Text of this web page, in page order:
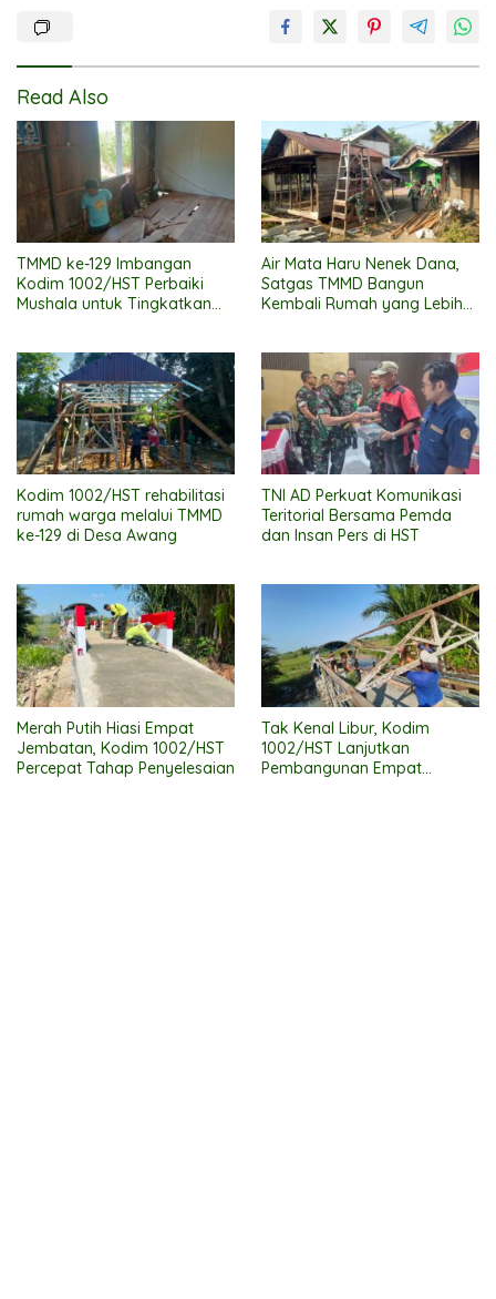
Read Also
TMMD ke-129 Imbangan
Kodim 1002/HST Perbaiki
Mushala untuk Tingkatkan
Air Mata Haru Nenek Dana,
Satgas TMMD Bangun
Kembali Rumah yang Lebih
Kodim 1002/HST rehabilitasi
rumah warga melalui TMMD
ke-129 di Desa Awang
TNI AD Perkuat Komunikasi
Teritorial Bersama Pemda
dan Insan Pers di HST
Merah Putih Hiasi Empat
Jembatan, Kodim 1002/HST
Percepat Tahap Penyelesaian
Tak Kenal Libur, Kodim
1002/HST Lanjutkan
Pembangunan Empat